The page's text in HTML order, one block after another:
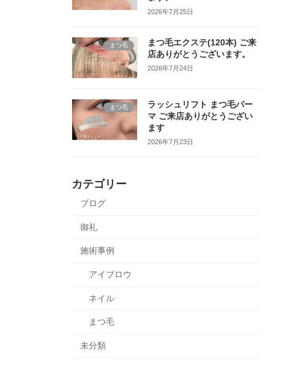
2026年7月25日
まつ毛
まつ毛エクステ(120本) ご来
店ありがとうございます。
2026年7月24日
まつ毛
ラッシュリフト まつ毛パー
マ ご来店ありがとうござい
ます
2026年7月23日
カテゴリー
ブログ
御礼
施術事例
アイブロウ
ネイル
まつ毛
未分類